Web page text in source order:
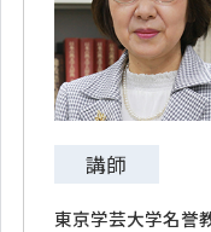
講師
東京学芸大学名誉